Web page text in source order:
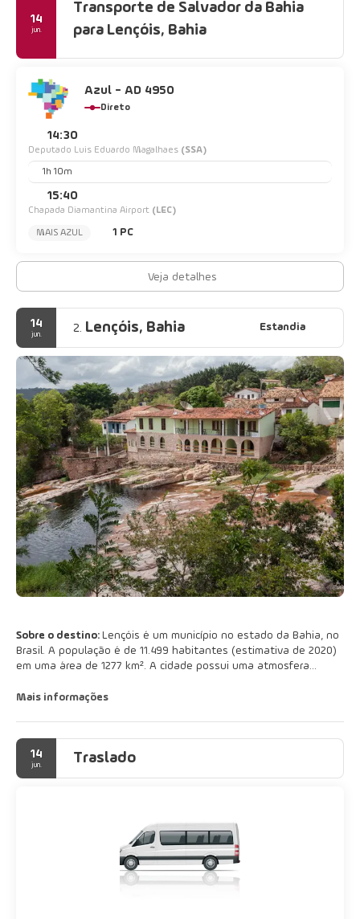
14
jun.
Transporte de Salvador da Bahia
para Lençóis, Bahia
Azul - AD 4950
Direto
14:30
Deputado Luis Eduardo Magalhaes (SSA)
1h 10m
15:40
Chapada Diamantina Airport (LEC)
MAIS AZUL 1 PC
Veja detalhes
14
jun. 2. Lençóis, Bahia Estandia
Sobre o destino: Lençóis é um município no estado da Bahia, no
Brasil. A população é de 11.499 habitantes (estimativa de 2020)
em uma área de 1277 km². A cidade possui uma atmosfera
Chapada Diamantina. A cidade é servida pelo Aeroporto Horácio
Mais informações
14
jun. Traslado